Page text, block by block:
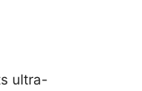
ultra-